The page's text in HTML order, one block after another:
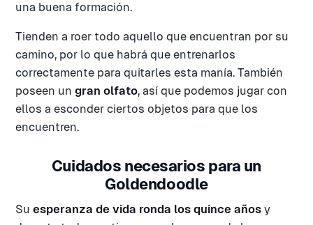
una buena formación.
Tienden a roer todo aquello que encuentran por su
camino, por lo que habrá que entrenarlos
correctamente para quitarles esta manía. También
poseen un gran olfato, así que podemos jugar con
ellos a esconder ciertos objetos para que los
encuentren.
Cuidados necesarios para un
Goldendoodle
Su esperanza de vida ronda los quince años y